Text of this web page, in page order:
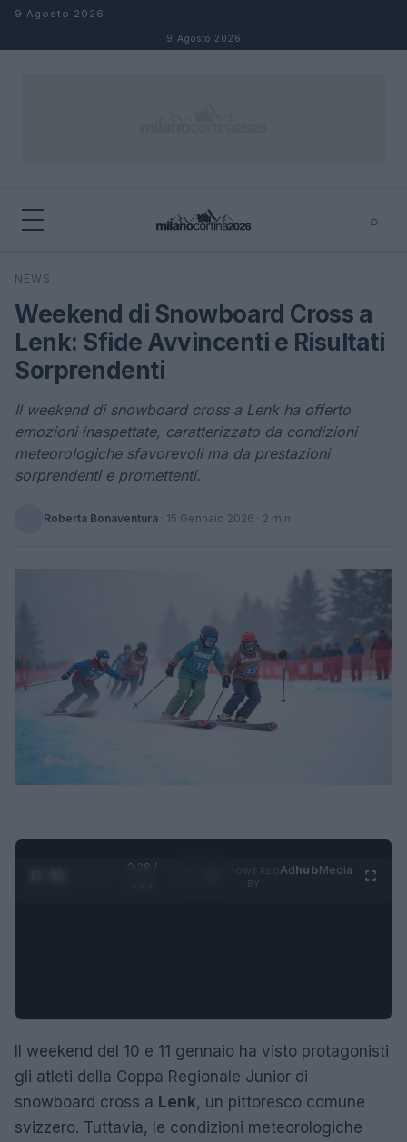
Salta al contenuto
9 Agosto 2026
9 Agosto 2026
⌕
Cerca
NEWS
Weekend di Snowboard Cross a
Lenk: Sfide Avvincenti e Risultati
Sorprendenti
Il weekend di snowboard cross a Lenk ha offerto
emozioni inaspettate, caratterizzato da condizioni
meteorologiche sfavorevoli ma da prestazioni
sorprendenti e promettenti.
Roberta Bonaventura · 15 Gennaio 2026 · 2 min
0:29 /
AdhubMedia
Il weekend del 10 e 11 gennaio ha visto protagonisti
gli atleti della Coppa Regionale Junior di
snowboard cross a Lenk, un pittoresco comune
svizzero. Tuttavia, le condizioni meteorologiche